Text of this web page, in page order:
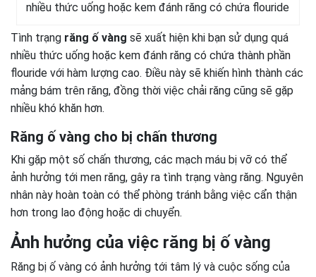
nhiều thức uống hoặc kem đánh răng có chứa flouride
Tình trạng răng ố vàng sẽ xuất hiện khi bạn sử dụng quá
nhiều thức uống hoặc kem đánh răng có chứa thành phần
flouride với hàm lượng cao. Điều này sẽ khiến hình thành các
mảng bám trên răng, đồng thời việc chải răng cũng sẽ gặp
nhiều khó khăn hơn.
Răng ố vàng cho bị chấn thương
Khi gặp một số chấn thương, các mạch máu bị vỡ có thể
ảnh hưởng tới men răng, gây ra tình trạng vàng răng. Nguyên
nhân này hoàn toàn có thể phòng tránh bằng việc cẩn thận
hơn trong lao động hoặc di chuyển.
Ảnh hưởng của việc răng bị ố vàng
Răng bị ố vàng có ảnh hưởng tới tâm lý và cuộc sống của